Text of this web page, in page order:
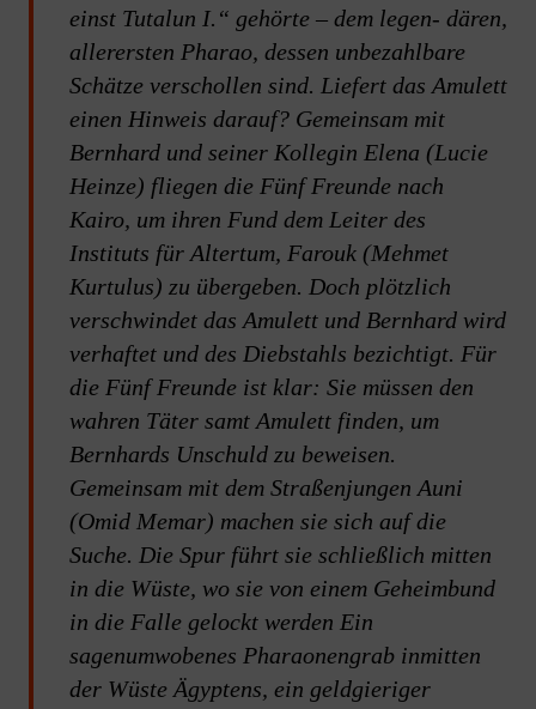
einst Tutalun I.“ gehörte – dem legen- dären,
allerersten Pharao, dessen unbezahlbare
Schätze verschollen sind. Liefert das Amulett
einen Hinweis darauf? Gemeinsam mit
Bernhard und seiner Kollegin Elena (Lucie
Heinze) fliegen die Fünf Freunde nach
Kairo, um ihren Fund dem Leiter des
Instituts für Altertum, Farouk (Mehmet
Kurtulus) zu übergeben. Doch plötzlich
verschwindet das Amulett und Bernhard wird
verhaftet und des Diebstahls bezichtigt. Für
die Fünf Freunde ist klar: Sie müssen den
wahren Täter samt Amulett finden, um
Bernhards Unschuld zu beweisen.
Gemeinsam mit dem Straßenjungen Auni
(Omid Memar) machen sie sich auf die
Suche. Die Spur führt sie schließlich mitten
in die Wüste, wo sie von einem Geheimbund
in die Falle gelockt werden Ein
sagenumwobenes Pharaonengrab inmitten
der Wüste Ägyptens, ein geldgieriger